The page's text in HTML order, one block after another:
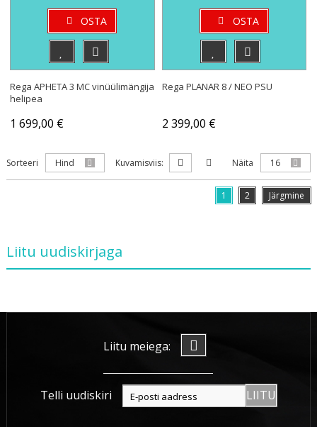
OSTA
Rega APHETA 3 MC vinüülimängija
helipea
1 699,00 €
OSTA
Rega PLANAR 8 / NEO PSU
2 399,00 €
Sorteeri Hind Kuvamisviis: Näita 16
1 2 Järgmine
Liitu uudiskirjaga
Liitu meiega:
Telli uudiskiri LIITU